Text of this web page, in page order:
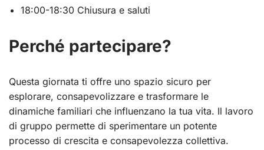
18:00-18:30 Chiusura e saluti
Perché partecipare?
Questa giornata ti offre uno spazio sicuro per
esplorare, consapevolizzare e trasformare le
dinamiche familiari che influenzano la tua vita. Il lavoro
di gruppo permette di sperimentare un potente
processo di crescita e consapevolezza collettiva.